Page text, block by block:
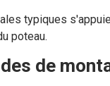
typiques
poteau.
de